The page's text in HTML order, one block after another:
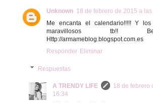
Unknown 18 de febrero de 2015 a las
Me encanta el calendario!!!!! Y
maravillosos tb!!
Http://armameblog.blogspot.com.es
Responder Eliminar
Respuestas
A TRENDY LIFE
18 de febrero
16:34